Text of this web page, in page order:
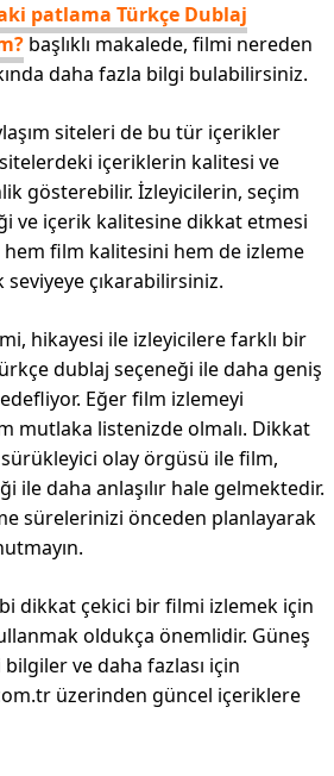
patlama Türkçe Dublaj
başlıklı makalede, filmi nereden
daha fazla bilgi bulabilirsiniz.
siteleri de bu tür içerikler
içeriklerin kalitesi ve
gösterebilir. İzleyicilerin, seçim
ve içerik kalitesine dikkat etmesi
hem film kalitesini hem de izleme
çıkarabilirsiniz.
hikayesi ile izleyicilere farklı bir
dublaj seçeneği ile daha geniş
Eğer film izlemeyi
mutlaka listenizde olmalı. Dikkat
olay örgüsü ile film,
ile daha anlaşılır hale gelmektedir.
sürelerinizi önceden planlayarak
dikkat çekici bir filmi izlemek için
oldukça önemlidir. Güneş
ve daha fazlası için
üzerinden güncel içeriklere